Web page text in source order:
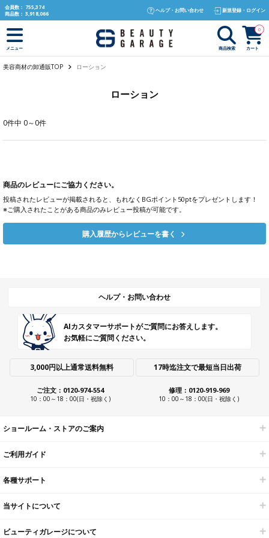
text.skipToContent
text.skipToNavigation
会員数： 755,374
商品数： 3,918,066
ヘルプ・お問い合わせ 新規登録・ログイン
メニュー 商品検索 カート
0
美容商材の卸通販TOP ローション
ローション
0件中 0～0件
商品のレビューにご協力ください。
投稿されたレビューが掲載されると、もれなくBGポイント50ptをプレゼントします！
※ご購入されたことがある商品のみレビュー投稿が可能です。
購入履歴からレビューを書く
ヘルプ・お問い合わせ
AIカスタマーサポートがご質問にお答えします。
お気軽にご質問ください。
3,000円以上通常送料無料 17時迄注文で最短当日出荷
ご注文：0120-974-554
10：00～18：00(日・祝除く)
修理：0120-919-969
10：00～18：00(日・祝除く)
ショールーム・ストアのご案内
ご利用ガイド
各種サポート
当サイトについて
ビューティガレージについて